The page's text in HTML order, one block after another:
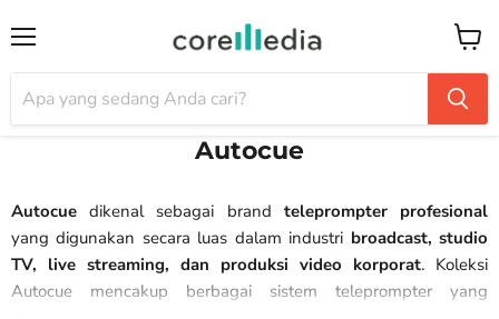
Autocue
Autocue dikenal sebagai brand teleprompter profesional
yang digunakan secara luas dalam industri broadcast, studio
TV, live streaming, dan produksi video korporat. Koleksi
Autocue mencakup berbagai sistem teleprompter yang